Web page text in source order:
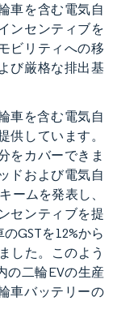
車を含む電気自
ンセンティブを
ビリティへの移
び厳格な排出基
車を含む電気自
供しています。
をカバーできま
ドおよび電気自
ームを発表し、
センティブを提
GSTを12%から
した。このよう
の二輪EVの生産
車バッテリーの